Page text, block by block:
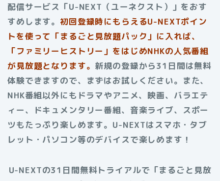
配信サービス「U-NEXT（ユーネクスト）」をおす
すめします。 初回登録時にもらえるU-NEXTポイン
トを使って「まるごと見放題パック」に入れば、
「ファミリーヒストリー」をはじめNHKの人気番組
が見放題となります。 新規の登録から31日間は無料
体験できますので、まずはお試しください。また、
NHK番組以外にもドラマやアニメ、映画、バラエテ
ィー、ドキュメンタリー番組、音楽ライブ、スポー
ツもたっぷり楽しめます。U-NEXTはスマホ・タブ
レット・パソコン等のデバイスで楽しめます！
U-NEXTの31日間無料トライアルで「まるごと見放